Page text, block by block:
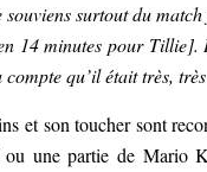
souviens surtout du
14 minutes pour Tillie].
compte qu’il était très,
et son toucher sont
une partie de Mario